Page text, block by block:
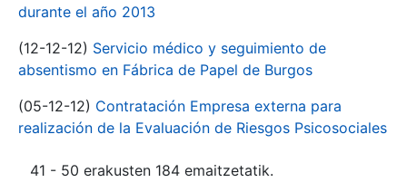
durante el año 2013
(12-12-12) Servicio médico y seguimiento de
absentismo en Fábrica de Papel de Burgos
(05-12-12) Contratación Empresa externa para
realización de la Evaluación de Riesgos Psicosociales
41 - 50 erakusten 184 emaitzetatik.